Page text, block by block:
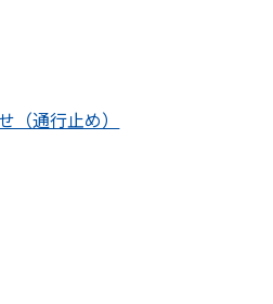
（通行止め）